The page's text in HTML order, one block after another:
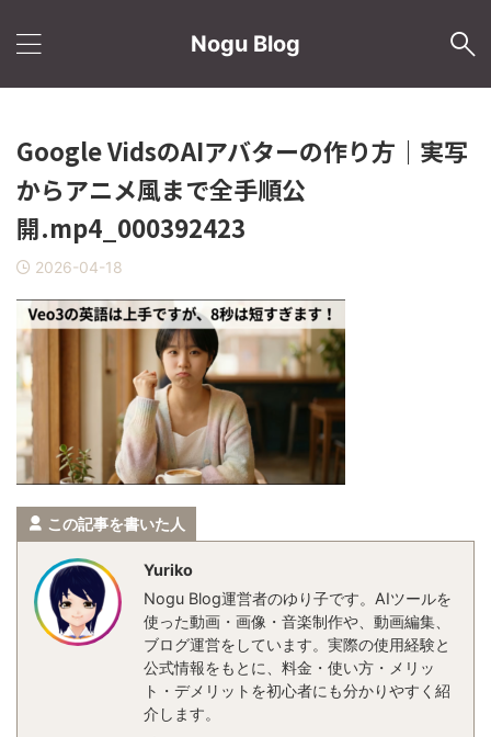
Nogu Blog
Google VidsのAIアバターの作り方｜実写
からアニメ風まで全手順公
開.mp4_000392423
2026-04-18
この記事を書いた人
Yuriko
Nogu Blog運営者のゆり子です。AIツールを
使った動画・画像・音楽制作や、動画編集、
ブログ運営をしています。実際の使用経験と
公式情報をもとに、料金・使い方・メリッ
ト・デメリットを初心者にも分かりやすく紹
介します。